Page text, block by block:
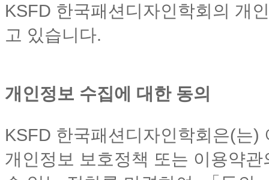
KSFD 한국패션디자인학회의 개
고 있습니다.
개인정보 수집에 대한 동의
KSFD 한국패션디자인학회은(는
개인정보 보호정책 또는 이용약